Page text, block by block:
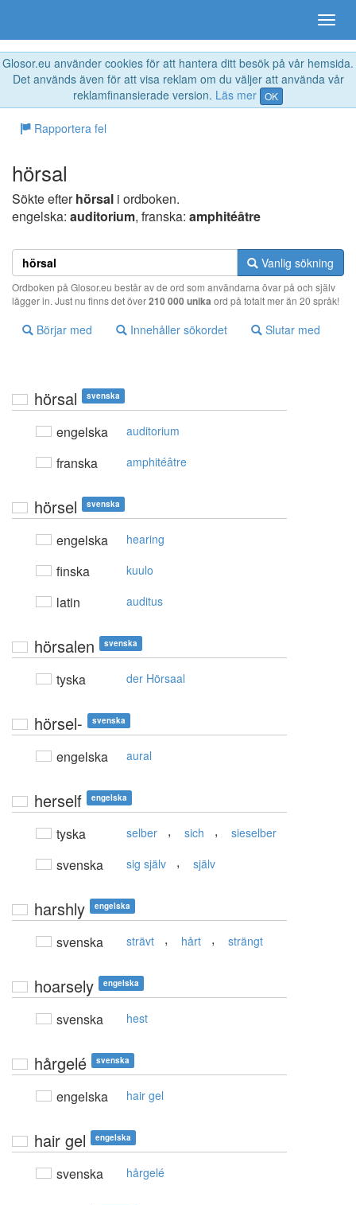
Glosor.eu använder cookies för att hantera ditt besök på vår hemsida.
Det används även för att visa reklam om du väljer att använda vår
reklamfinansierade version. Läs mer OK
Rapportera fel
hörsal
Sökte efterhörsal i ordboken.
engelska: auditorium, franska: amphitéâtre
Vanlig sökning
Ordboken på Glosor.eu består av de ord som användarna övar på och själv
lägger in. Just nu finns det över210 000 unika ord på totalt mer än 20 språk!
Börjar med Innehåller sökordet Slutar med
hörsal svenska
engelska auditorium
franska amphitéâtre
hörsel svenska
engelska hearing
finska kuulo
latin auditus
hörsalen svenska
tyska der Hörsaal
hörsel- svenska
engelska aural
herself engelska
tyska selber , sich , sieselber
svenska sig själv , själv
harshly engelska
svenska strävt , hårt , strängt
hoarsely engelska
svenska hest
hårgelé svenska
engelska hair gel
hair gel engelska
svenska hårgelé